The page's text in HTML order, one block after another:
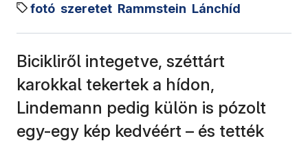
fotó szeretet Rammstein Lánchíd
Bicikliről integetve, széttárt
karokkal tekertek a hídon,
Lindemann pedig külön is pózolt
egy-egy kép kedvéért – és tették